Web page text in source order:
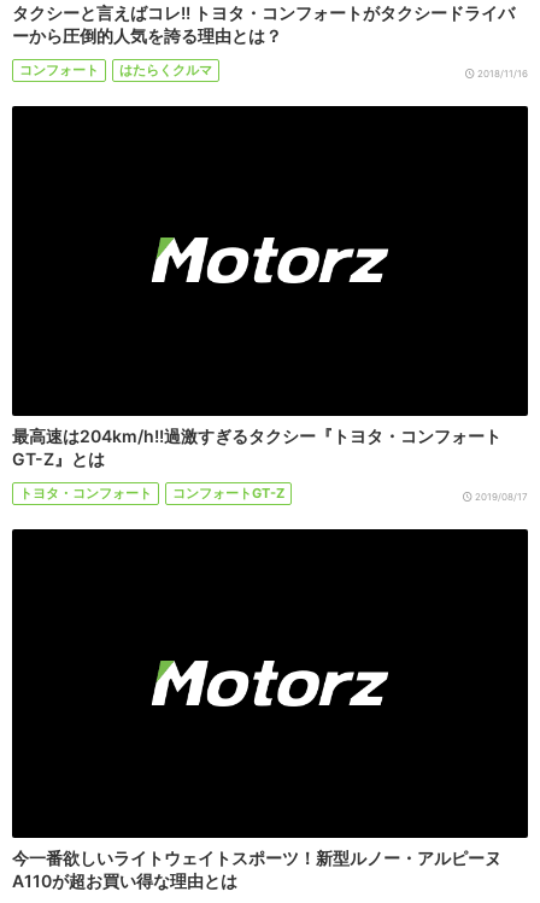
タクシーと言えばコレ!! トヨタ・コンフォートがタクシードライバ
ーから圧倒的人気を誇る理由とは？
コンフォート はたらくクルマ 2018/11/16
最高速は204km/h!!過激すぎるタクシー『トヨタ・コンフォート
GT-Z』とは
トヨタ・コンフォート コンフォートGT-Z 2019/08/17
今一番欲しいライトウェイトスポーツ！新型ルノー・アルピーヌ
A110が超お買い得な理由とは